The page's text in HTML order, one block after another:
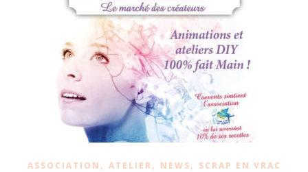
ASSOCIATION , ATELIER, NEWS, SCRAP EN VRAC